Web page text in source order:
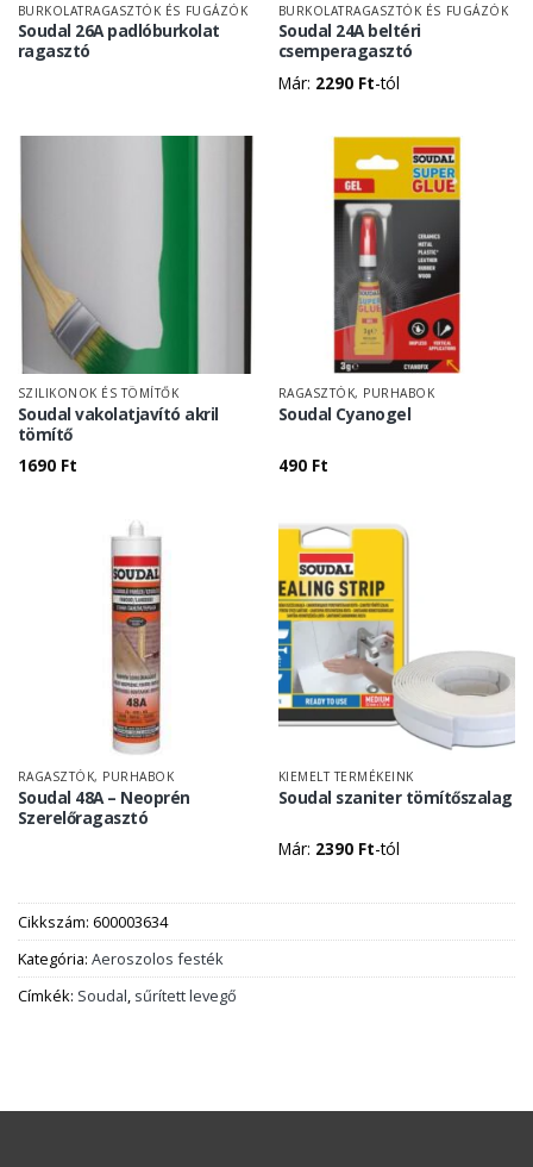
BURKOLATRAGASZTÓK ÉS FUGÁZÓK
Soudal 26A padlóburkolat
ragasztó
BURKOLATRAGASZTÓK ÉS FUGÁZÓK
Soudal 24A beltéri
csemperagasztó
Már: 2290 Ft-tól
SZILIKONOK ÉS TÖMÍTŐK
Soudal vakolatjavító akril
tömítő
1690 Ft
RAGASZTÓK, PURHABOK
Soudal Cyanogel
490 Ft
RAGASZTÓK, PURHABOK
Soudal 48A – Neoprén
Szerelőragasztó
KIEMELT TERMÉKEINK
Soudal szaniter tömítőszalag
Már: 2390 Ft-tól
Cikkszám: 600003634
Kategória: Aeroszolos festék
Címkék: Soudal, sűrített levegő